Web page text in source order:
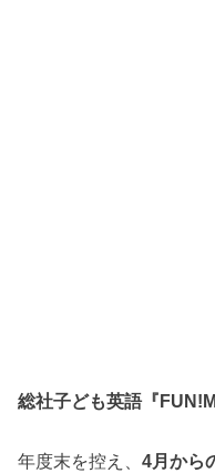
総社子ども英語『
年度末を控え、4月から